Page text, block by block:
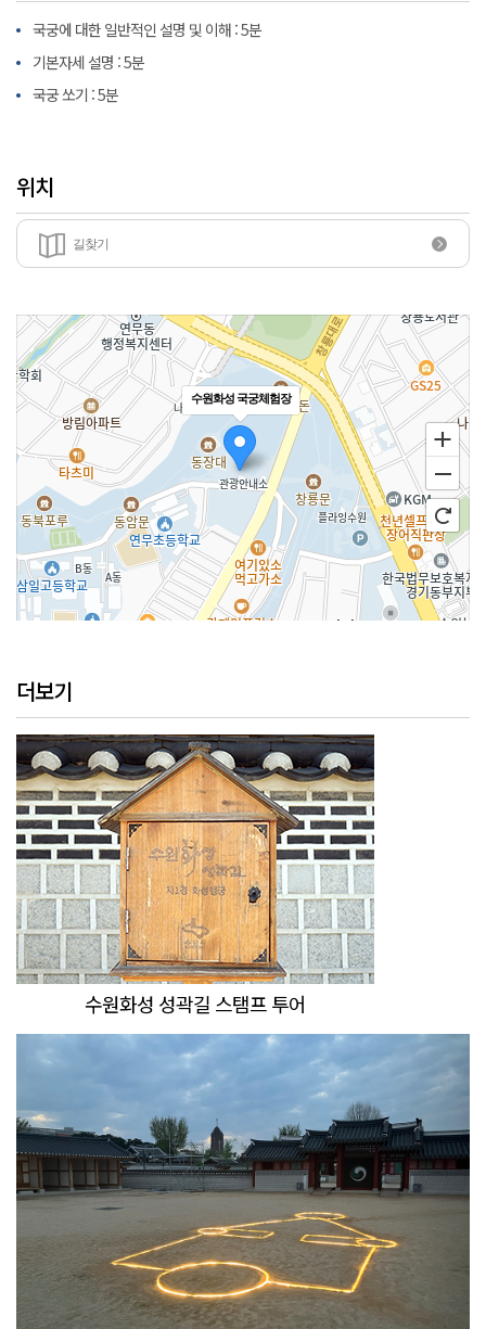
국궁에 대한 일반적인 설명 및 이해 : 5분
기본자세 설명 : 5분
국궁 쏘기 : 5분
위치
길찾기
수원화성 국궁체험장
더보기
수원화성 성곽길 스탬프 투어